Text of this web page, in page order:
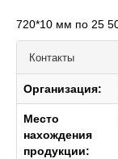
720*10 мм по 25
Контакты
Организация:
Место
нахождения
продукции: